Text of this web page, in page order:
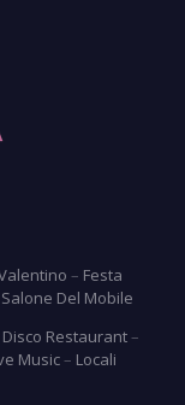
– Festa
Salone Del Mobile
Disco Restaurant–
Music– Locali